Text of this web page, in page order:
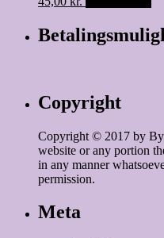
Copyright
Copyright © 2017 by
website or any portion
in any manner
permission.
Meta